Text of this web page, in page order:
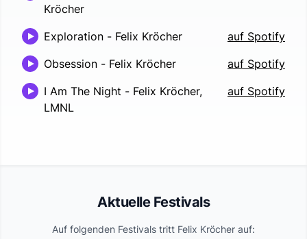
Kröcher
Exploration - Felix Kröcher
auf Spotify
Obsession - Felix Kröcher
auf Spotify
I Am The Night - Felix Kröcher,
LMNL
auf Spotify
Aktuelle Festivals
Auf folgenden Festivals tritt Felix Kröcher auf: